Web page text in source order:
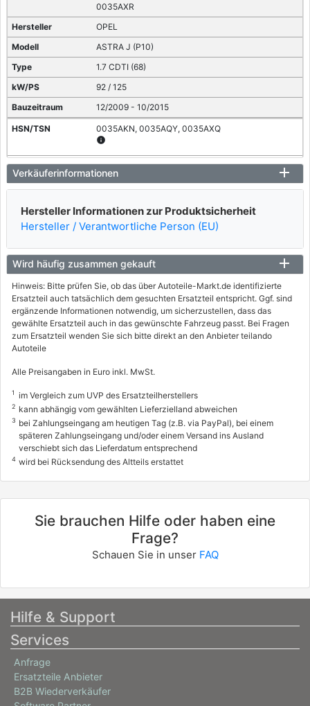
0035AXR
OPEL
ASTRA J (P10)
1.7 CDTI (68)
92 / 125
12/2009 - 10/2015
0035AKN, 0035AQY, 0035AXQ
info
OPEL
ASTRA J (P10)
1.7 CDTI (68)
81 / 110
0035APE, 0035ASV
OPEL
ASTRA J Caravan (P10)
0035ANL, 0035AQZ, 0035AST
OPEL
ASTRA J Caravan (P10)
1.7 CDTI (35)
0035ANK, 0035ARA, 0035ASS
81 / 110
info
Verkäuferinformationen
Hersteller Informationen zur Produktsicherheit
Hersteller / Verantwortliche Person (EU)
Wird häufig zusammen gekauft
Hinweis: Bitte prüfen Sie, ob das über Autoteile-Markt.de identifizierte
Ersatzteil auch tatsächlich dem gesuchten Ersatzteil entspricht. Ggf. sind
ergänzende Informationen notwendig, um sicherzustellen, dass das
gewählte Ersatzteil auch in das gewünschte Fahrzeug passt. Bei Fragen
zum Ersatzteil wenden Sie sich bitte direkt an den Anbieter teilando
Autoteile
Alle Preisangaben in Euro inkl. MwSt.
1 im Vergleich zum UVP des Ersatzteilherstellers
2 kann abhängig vom gewählten Lieferzielland abweichen
3 bei Zahlungseingang am heutigen Tag (z.B. via PayPal), bei einem
späteren Zahlungseingang und/oder einem Versand ins Ausland
verschiebt sich das Lieferdatum entsprechend
4 wird bei Rücksendung des Altteils erstattet
Sie brauchen Hilfe oder haben eine
Frage?
Schauen Sie in unser FAQ
Hilfe & Support
Services
Anfrage
Ersatzteile Anbieter
B2B Wiederverkäufer